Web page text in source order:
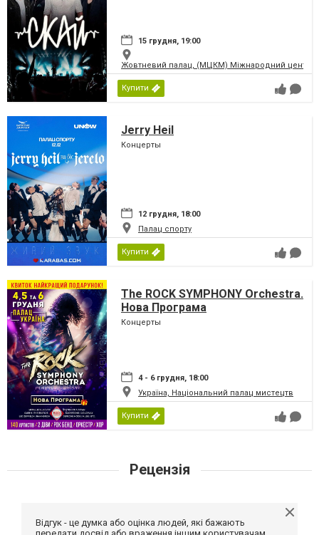
15 грудня, 19:00
Жовтневий палац, (МЦКМ) Міжнародний центр
Купити
Jerry Heil
Концерты
12 грудня, 18:00
Палац спорту
Купити
The ROCK SYMPHONY Orchestra.
Нова Програма
Концерты
4 - 6 грудня, 18:00
Україна, Національний палац мистецтв
Купити
Рецензія
Відгук - це думка або оцінка людей, які бажають